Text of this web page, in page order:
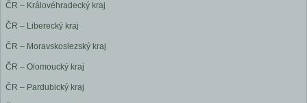
ČR – Královéhradecký kraj
ČR – Liberecký kraj
ČR – Moravskoslezský kraj
ČR – Olomoucký kraj
ČR – Pardubický kraj